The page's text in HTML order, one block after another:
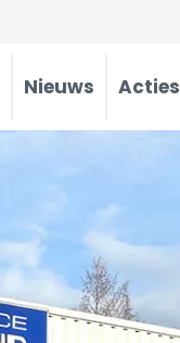
Nieuws Acties